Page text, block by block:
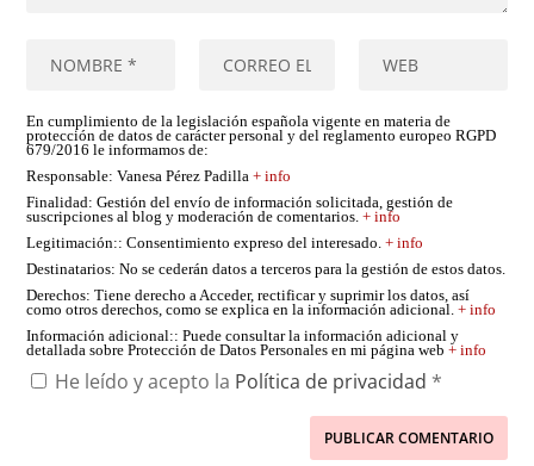
En cumplimiento de la legislación española vigente en materia de
protección de datos de carácter personal y del reglamento europeo RGPD
679/2016 le informamos de:
Responsable: Vanesa Pérez Padilla+ info
Finalidad: Gestión del envío de información solicitada, gestión de
suscripciones al blog y moderación de comentarios.+ info
Legitimación:: Consentimiento expreso del interesado.+ info
Destinatarios: No se cederán datos a terceros para la gestión de estos datos.
Derechos: Tiene derecho a Acceder, rectificar y suprimir los datos, así
como otros derechos, como se explica en la información adicional.+ info
Información adicional:: Puede consultar la información adicional y
detallada sobre Protección de Datos Personales en mi página web+ info
He leído y acepto la Política de privacidad *